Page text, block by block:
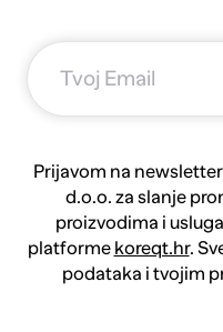
Prijavom na
d.o.o. za slanje
proizvodima i
platforme koreqt.hr.
podataka i tvojim